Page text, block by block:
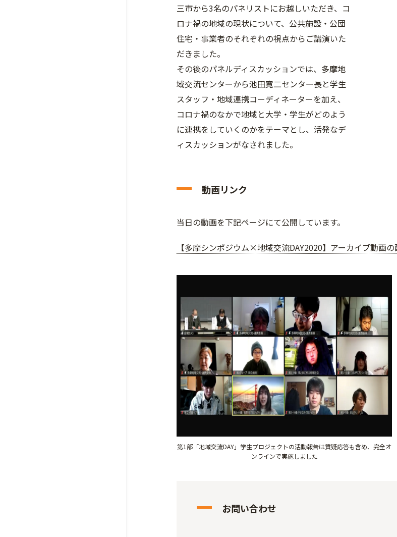
三市から3名のパネリストにお越しいただき、コ
ロナ禍の地域の現状について、公共施設・公団
住宅・事業者のそれぞれの視点からご講演いた
だきました。
その後のパネルディスカッションでは、多摩地
域交流センターから池田寛二センター長と学生
スタッフ・地域連携コーディネーターを加え、
コロナ禍のなかで地域と大学・学生がどのよう
に連携をしていくのかをテーマとし、活発なデ
ィスカッションがなされました。
動画リンク
当日の動画を下記ページにて公開しています。
【多摩シンポジウム×地域交流DAY2020】アーカイブ動画の
第1部「地域交流DAY」学生プロジェクトの活動報告は質疑応答も含め、完全オ
ンラインで実施しました
お問い合わせ